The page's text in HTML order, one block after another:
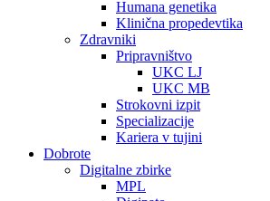
Humana genetika
Klinična propedevtika
Zdravniki
Pripravništvo
UKC LJ
UKC MB
Strokovni izpit
Specializacije
Kariera v tujini
Dobrote
Digitalne zbirke
MPL